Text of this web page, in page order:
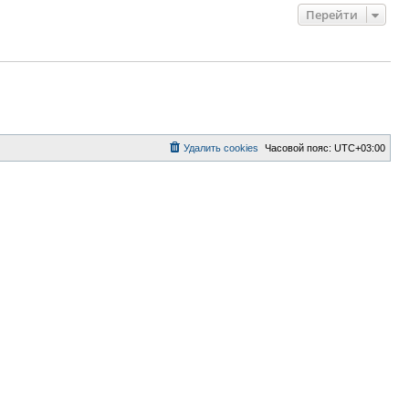
Перейти
Часовой пояс: UTC+03:00
Удалить cookies